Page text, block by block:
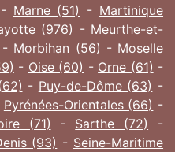
- Marne (51) - Martinique
(976) - Meurthe-et-
- Morbihan (56) - Moselle
- Oise (60) - Orne (61) -
- Puy-de-Dôme (63) -
Pyrénées-Orientales (66) -
(71) - Sarthe (72)
-
(93) - Seine-Maritime